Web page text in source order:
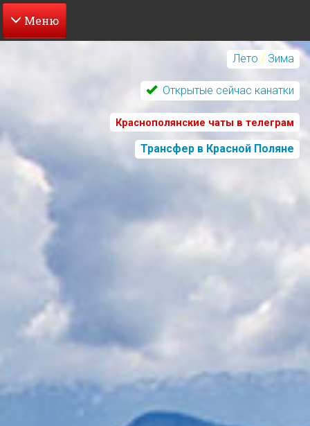
Перейти
Лето / Зима
Открытые сейчас канатки
Краснополянские чаты в телеграм
Трансфер в Красной Поляне